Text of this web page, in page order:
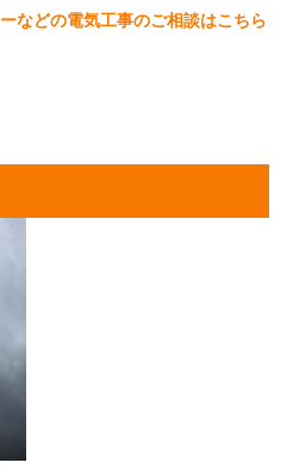
などの電気工事のご相談はこちら